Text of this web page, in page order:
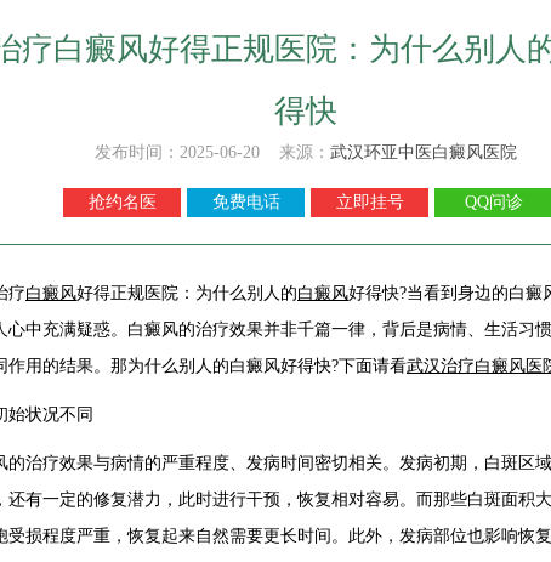
疗白癜风好得正规医院：为什么别人
得快
发布时间：2025-06-20 来源： 武汉环亚中医白癜风医院
抢约名医 免费电话 立即挂号 QQ问诊
白癜风好得正规医院：为什么别人的白癜风好得快?当看到身边的白癜
心中充满疑惑。白癜风的治疗效果并非千篇一律，背后是病情、生活习
作用的结果。那为什么别人的白癜风好得快?下面请看武汉治疗白癜风医
状况不同
疗效果与病情的严重程度、发病时间密切相关。发病初期，白斑区
还有一定的修复潜力，此时进行干预，恢复相对容易。而那些白斑面积
受损程度严重，恢复起来自然需要更长时间。此外，发病部位也影响恢